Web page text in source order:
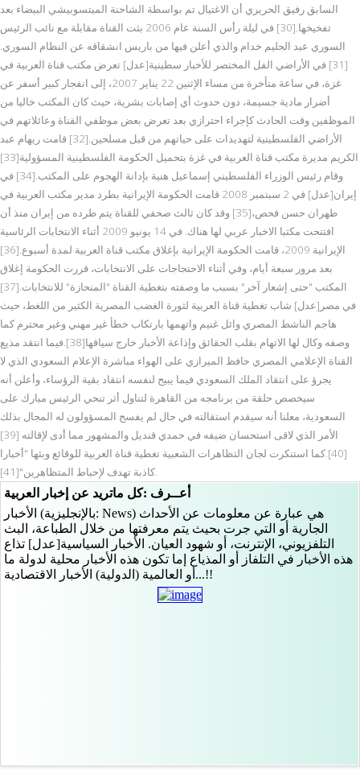
السابق رفيق الحريري أن الاغتيال تم بواسطة الشاحنة الميتسوبيشي البيضاء بعد
تفخيخها.[30] في ليلة رأس السنة عام 2006 بثت القناة مقابلة مع نائب الرئيس
السوري عبد الحليم خدام والذي أعلن فيها من باريس انشقاقه عن النظام السوري.
[31] في الأراضي الفل المختصر للأخبار سطينية[عدل] تعرض مكتب قناة العربية في
غزة، في ساعة متأخرة من مساء الإثنين 22 يناير 2007، إلى انفجار كبير أسفر عن
أضرار مادية جسيمة، دون حدوث أي إصابات بشرية، حيث كان المكتب خاليا من
الموظفين وقت الحادث كإجراء احترازي بعد تعرض بعض موظفي القناة وعائلاتهم في
الأراضي الفلسطينية لتهديدات على حياتهم من قبل مسلحين.[32] قامت ريهام عبد
الكريم مديرة مكتب قناة العربية في غزة بتحميل الحكومة الفلسطينية المسؤولية[33]
وقام رئيس الوزراء الفلسطيني إسماعيل هنية بإدانة الهجوم على المكتب.[34] في
إيران[عدل] في 2 سبتمبر 2008 قامت الحكومة الإيرانية بطرد مدير مكتب العربية في
طهران حسن فحص،[35] وقد كان ثالث صحفي للقناة يتم طرده من إيران منذ أن
افتتحت مكتبا الاخبار عربي لها هناك. في 14 يونيو 2009 أثناء الانتخابات الرئاسية
الإيرانية 2009، قامت الحكومة الإيرانية بإغلاق مكتب قناة العربية لمدة أسبوع.[36]
بعد مرور سبعة أيام، وفي أثناء الاحتجاجات على الانتخابات، قررت الحكومة إغلاق
المكتب "حتى إشعار آخر" بسبب ما وصفته بتغطية القناة "المنحازة" للانتخابات.[37]
في مصر[عدل] شاب تغطية قناة العربية لثورة الغضب المصرية الكثير من اللغط، حيث
هاجم الناشط المصري وائل غنيم واتهمها بارتكاب خطأ غير مهني وغير محترم كما
وصفه وكال لها الاتهام بقلب الحقائق وإذاعة الأخبار خارج سياقها[38].فيما انتقد مذيع
القناة الإعلامي المصري حافظ الميرازي على الهواء مباشرة الإعلام السعودي الذي لا
يجرؤ على انتقاد الملك السعودي فيما يبيح لنفسه انتقاد بقية الرؤساء، وأعلن أنه
سيخصص حلقة من برنامجه من القاهرة لتناول أثر تنحي الرئيس مبارك على
السعودية، معلنا أنه سيقدم استقالته في حال لم يفسح المسؤولون له المجال بذلك
الأمر الذي لاقى استحسان ضيفه في حمدي قنديل والمشهور مما أدى لإقالته [39]
[40].كما استنكرت لجان التظاهرات الشعبية تغطية قناة العربية للوقائع وبثها "أخبارا
كاذبة تهدف لإحباط المتظاهرين"[41].